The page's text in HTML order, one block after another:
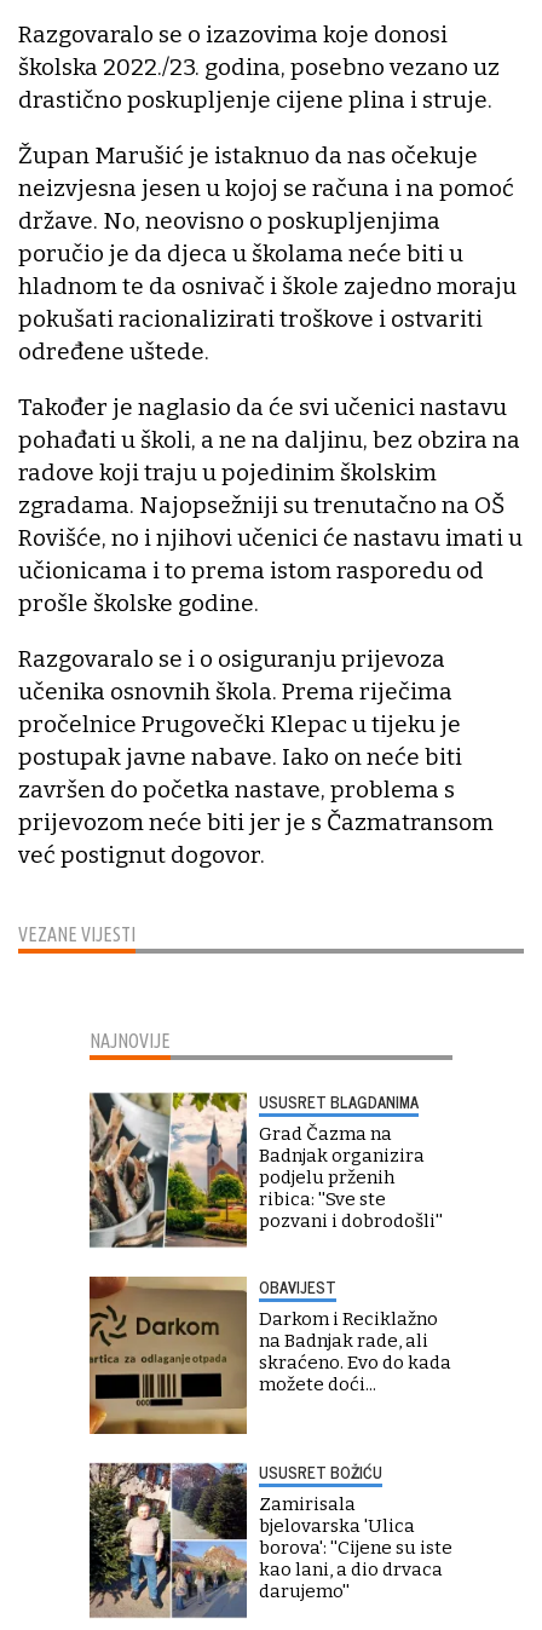
VEZANE VIJESTI
Razgovaralo se o izazovima koje donosi
školska 2022./23. godina, posebno vezano uz
drastično poskupljenje cijene plina i struje.
Župan Marušić je istaknuo da nas očekuje
neizvjesna jesen u kojoj se računa i na pomoć
države. No, neovisno o poskupljenjima
poručio je da djeca u školama neće biti u
hladnom te da osnivač i škole zajedno moraju
pokušati racionalizirati troškove i ostvariti
određene uštede.
Također je naglasio da će svi učenici nastavu
pohađati u školi, a ne na daljinu, bez obzira na
radove koji traju u pojedinim školskim
zgradama. Najopsežniji su trenutačno na OŠ
Rovišće, no i njihovi učenici će nastavu imati u
učionicama i to prema istom rasporedu od
prošle školske godine.
Razgovaralo se i o osiguranju prijevoza
učenika osnovnih škola. Prema riječima
pročelnice Prugovečki Klepac u tijeku je
postupak javne nabave. Iako on neće biti
završen do početka nastave, problema s
prijevozom neće biti jer je s Čazmatransom
već postignut dogovor.
NAJNOVIJE
USUSRET BLAGDANIMA
Grad Čazma na
Badnjak organizira
podjelu prženih
ribica: ''Sve ste
pozvani i dobrodošli''
OBAVIJEST
Darkom i Reciklažno
na Badnjak rade, ali
skraćeno. Evo do kada
možete doći...
USUSRET BOŽIĆU
Zamirisala
bjelovarska 'Ulica
borova': ''Cijene su iste
kao lani, a dio drvaca
darujemo''